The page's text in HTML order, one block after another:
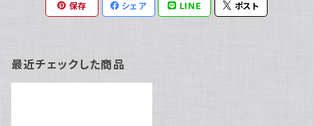
保存 シェア LINE ポスト
最近チェックした商品